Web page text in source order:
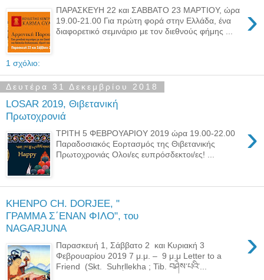
›
ΠΑΡΑΣΚΕΥΗ 22 και ΣΑΒΒΑΤΟ 23 ΜΑΡΤΙΟΥ, ώρα
19.00-21.00 Για πρώτη φορά στην Ελλάδα, ένα
διαφορετικό σεμινάριο με τον διεθνούς φήμης ...
1 σχόλιο:
Δευτέρα 31 Δεκεμβρίου 2018
LOSAR 2019, Θιβετανική
Πρωτοχρονιά
›
ΤΡΙΤΗ 5 ΦΕΒΡΟΥΑΡΙΟΥ 2019 ώρα 19.00-22.00
Παραδοσιακός Εορτασμός της Θιβετανικής
Πρωτοχρονιάς Ολοι/ες ευπρόσδεκτοι/ες! ...
KHENPO CH. DORJEE, "
ΓΡΑΜΜΑ Σ΄ΕΝΑΝ ΦΙΛΟ", του
NAGARJUNA
›
Παρασκευή 1, Σάββατο 2 και Κυριακή 3
Φεβρουαρίου 2019 7 μ.μ. – 9 μ.μ Letter to a
Friend (Skt. Suhṛllekha ; Tib. བཤེས་པའི་...